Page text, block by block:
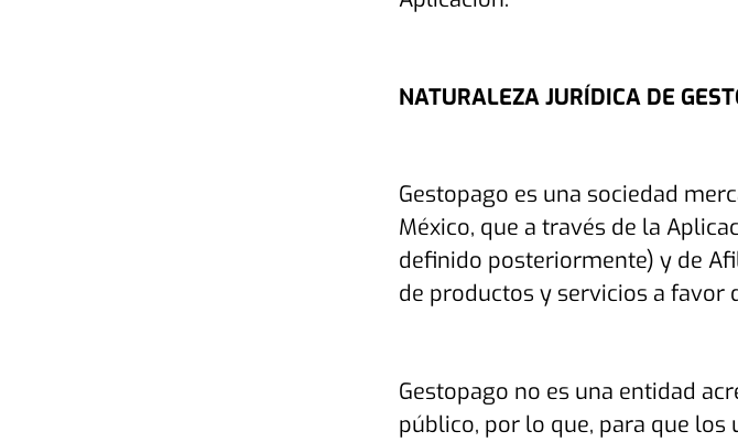
NATURALEZA JURÍDICA DE
Gestopago es una sociedad
México, que a través de la
definido posteriormente) y de
de productos y servicios a favor
Gestopago no es una entidad
público, por lo que, para que los